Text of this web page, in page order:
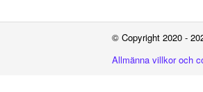
© Copyright 2020 -
Allmänna villkor och